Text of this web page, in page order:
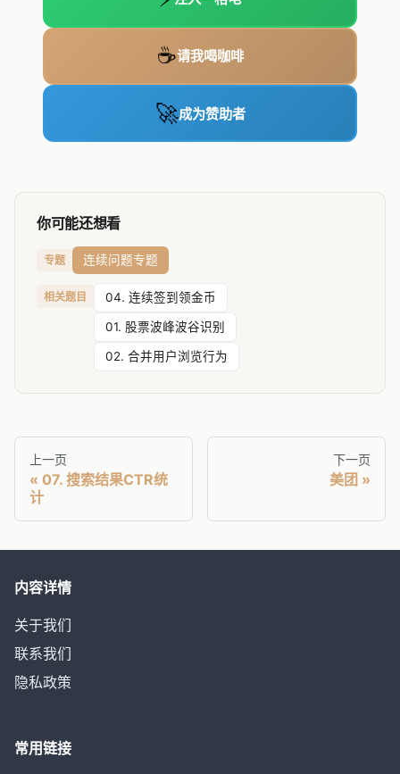
☕请我喝咖啡
🚀成为赞助者
你可能还想看
专题 连续问题专题
相关题目 04. 连续签到领金币
01. 股票波峰波谷识别
02. 合并用户浏览行为
上一页
07. 搜索结果CTR统
计
下一页
美团
内容详情
关于我们
联系我们
隐私政策
常用链接